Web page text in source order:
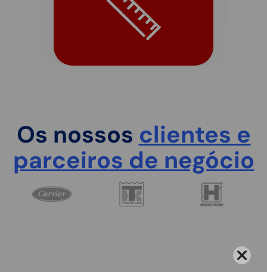
Os nossos clientes e
parceiros de negócio